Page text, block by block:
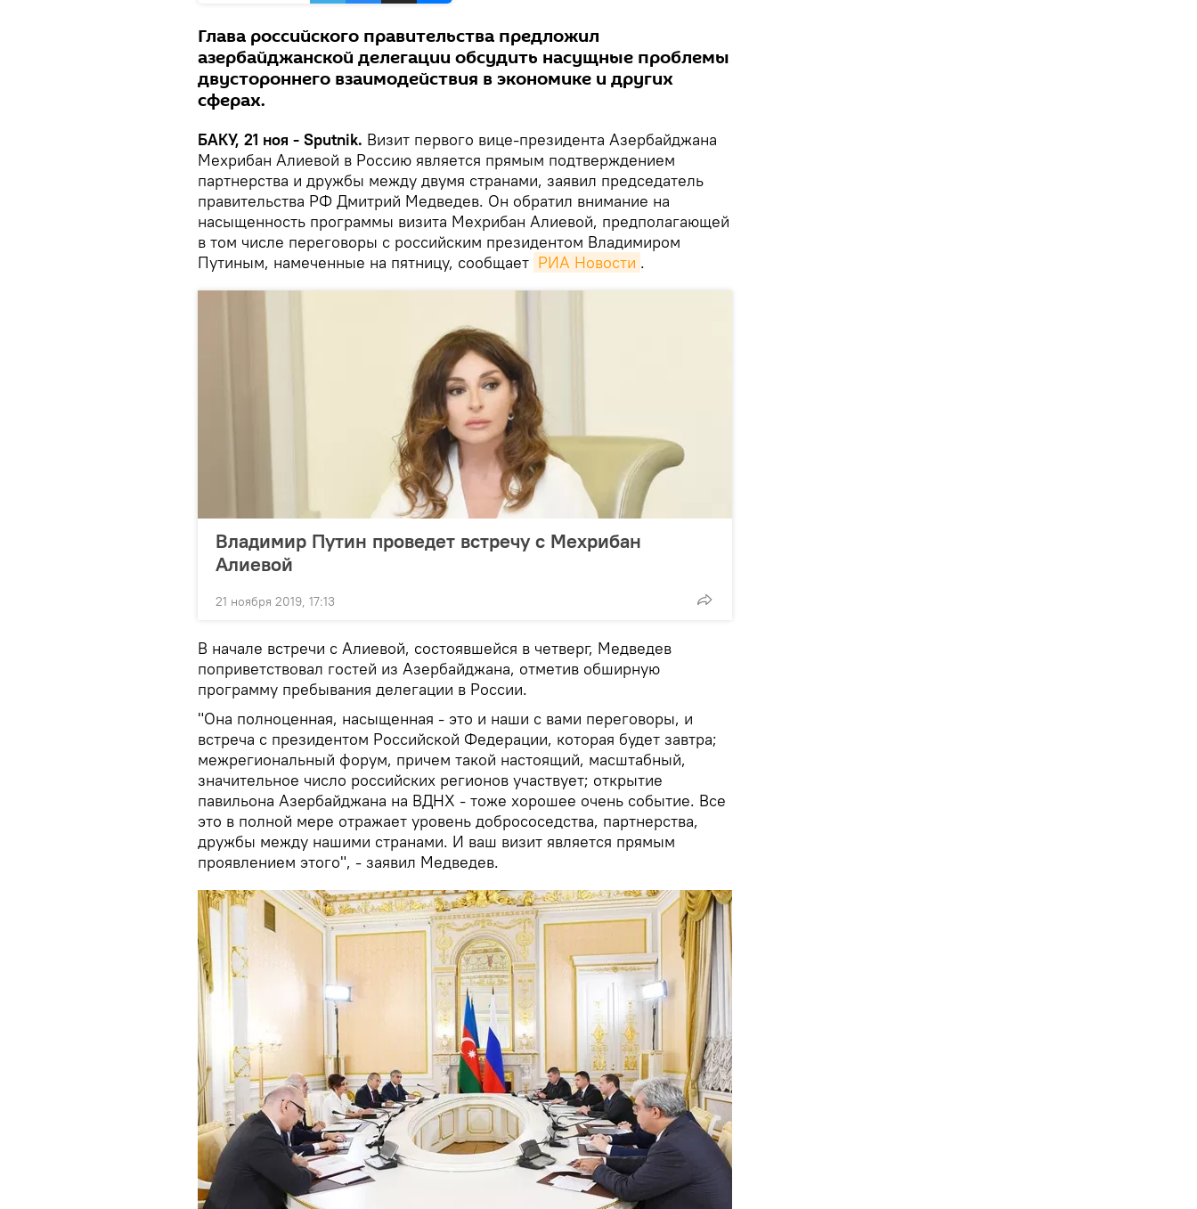
Глава российского правительства предложил
азербайджанской делегации обсудить насущные проблемы
двустороннего взаимодействия в экономике и других
сферах.
БАКУ, 21 ноя - Sputnik. Визит первого вице-президента Азербайджана
Мехрибан Алиевой в Россию является прямым подтверждением
партнерства и дружбы между двумя странами, заявил председатель
правительства РФ Дмитрий Медведев. Он обратил внимание на
насыщенность программы визита Мехрибан Алиевой, предполагающей
в том числе переговоры с российским президентом Владимиром
Путиным, намеченные на пятницу, сообщает РИА Новости .
Владимир Путин проведет встречу с Мехрибан
Алиевой
21 ноября 2019, 17:13
В начале встречи с Алиевой, состоявшейся в четверг, Медведев
поприветствовал гостей из Азербайджана, отметив обширную
программу пребывания делегации в России.
"Она полноценная, насыщенная - это и наши с вами переговоры, и
встреча с президентом Российской Федерации, которая будет завтра;
межрегиональный форум, причем такой настоящий, масштабный,
значительное число российских регионов участвует; открытие
павильона Азербайджана на ВДНХ - тоже хорошее очень событие. Все
это в полной мере отражает уровень добрососедства, партнерства,
дружбы между нашими странами. И ваш визит является прямым
проявлением этого", - заявил Медведев.